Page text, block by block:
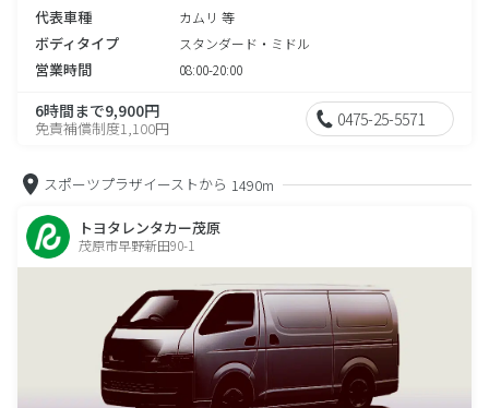
代表車種 カムリ 等
ボディタイプ スタンダード・ミドル
営業時間 08:00-20:00
6時間まで9,900円
免責補償制度1,100円 0475-25-5571
スポーツプラザイーストから 1490m
トヨタレンタカー茂原
茂原市早野新田90-1